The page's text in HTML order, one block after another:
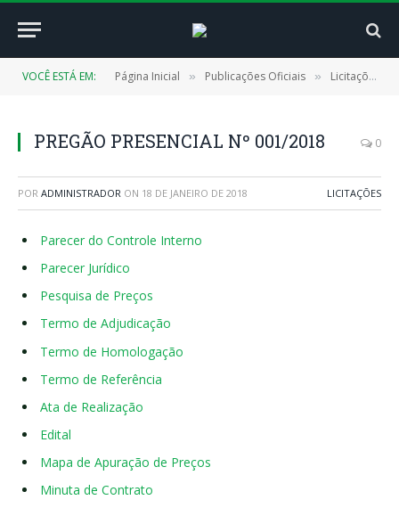
VOCÊ ESTÁ EM: Página Inicial » Publicações Oficiais » Licitações
PREGÃO PRESENCIAL Nº 001/2018 0
POR ADMINISTRADOR ON 18 DE JANEIRO DE 2018 LICITAÇÕES
Parecer do Controle Interno
Parecer Jurídico
Pesquisa de Preços
Termo de Adjudicação
Termo de Homologação
Termo de Referência
Ata de Realização
Edital
Mapa de Apuração de Preços
Minuta de Contrato